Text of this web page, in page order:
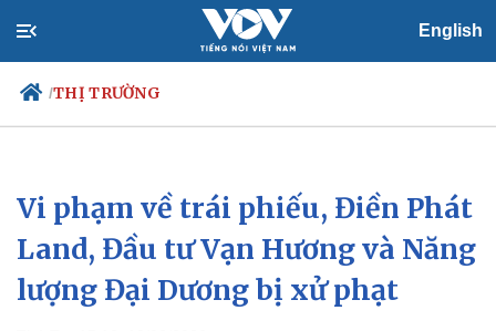
English
/THỊ TRƯỜNG
Chính trị
Đảng
Tổ chức nhân sự
Quốc hội
Nhận diện sự thật
Xã hội
Tin 24h
Dự báo thời tiết
Giáo dục
Dấu ấn VOV
Vi phạm về trái phiếu, Điền Phát
Land, Đầu tư Vạn Hương và Năng
lượng Đại Dương bị xử phạt